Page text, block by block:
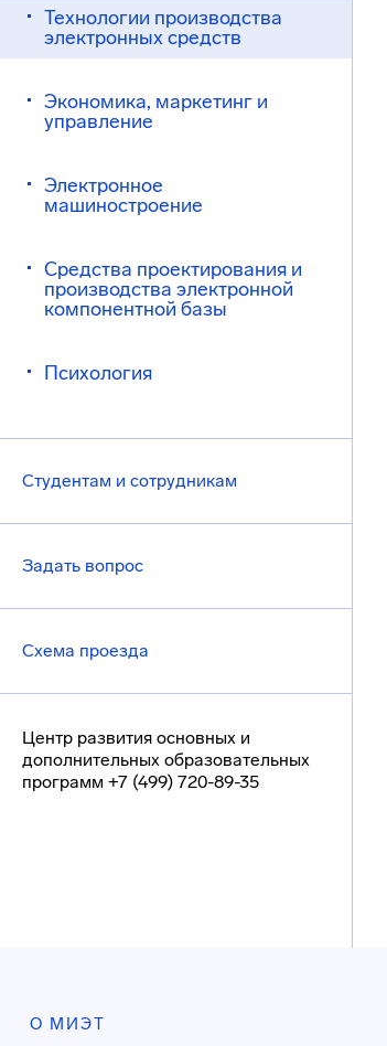
Технологии производства
электронных средств
Экономика, маркетинг и
управление
Электронное
машиностроение
Средства проектирования и
производства электронной
компонентной базы
Психология
Студентам и сотрудникам
Задать вопрос
Схема проезда
Центр развития основных и
дополнительных образовательных
программ +7 (499) 720-89-35
О МИЭТ